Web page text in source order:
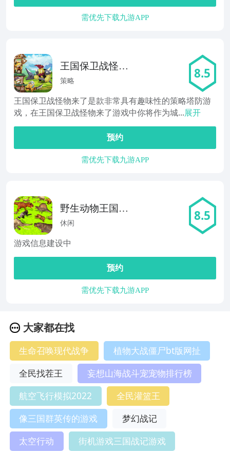
需优先下载九游APP
王国保卫战怪物
来了
策略 8.5
王国保卫战怪物来了是款非常具有趣味性的策略塔防游
戏，在王国保卫战怪物来了游戏中你将作为城...展开
预约
需优先下载九游APP
野生动物王国保
卫战2018
休闲 8.5
游戏信息建设中
预约
需优先下载九游APP
大家都在找
生命召唤现代战争
植物大战僵尸bt版网扯
全民找茬王
妄想山海战斗宠宠物排行榜
航空飞行模拟2022
全民灌篮王
像三国群英传的游戏
梦幻战记
太空行动
街机游戏三国战记游戏